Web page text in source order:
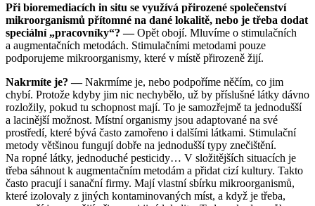
Při bioremediacích in situ se využívá přirozené společenství
mikroorganismů přítomné na dané lokalitě, nebo je třeba dodat
speciální „pracovníky“? —Opět obojí. Mluvíme o stimulačních
a augmentačních metodách. Stimulačními metodami pouze
podporujeme mikroorganismy, které v místě přirozeně žijí.
Nakrmíte je? —Nakrmíme je, nebo podpoříme něčím, co jim
chybí. Protože kdyby jim nic nechybělo, už by příslušné látky dávno
rozložily, pokud tu schopnost mají. To je samozřejmě ta jednodušší
a lacinější možnost. Místní organismy jsou adaptované na své
prostředí, které bývá často zamořeno i dalšími látkami. Stimulační
metody většinou fungují dobře na jednodušší typy znečištění.
Na ropné látky, jednoduché pesticidy… V složitějších situacích je
třeba sáhnout k augmentačním metodám a přidat cizí kultury. Takto
často pracují i sanační firmy. Mají vlastní sbírku mikroorganismů,
které izolovaly z jiných kontaminovaných míst, a když je třeba,